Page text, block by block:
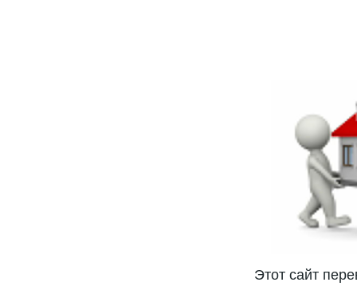
Этот сайт